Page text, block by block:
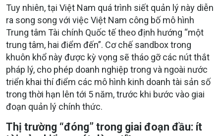
Tuy nhiên, tại Việt Nam quá trình siết quản lý này diễn
ra song song với việc Việt Nam công bố mô hình
Trung tâm Tài chính Quốc tế theo định hướng “một
trung tâm, hai điểm đến”. Cơ chế sandbox trong
khuôn khổ này được kỳ vọng sẽ tháo gỡ các nút thắt
pháp lý, cho phép doanh nghiệp trong và ngoài nước
triển khai thí điểm các mô hình kinh doanh tài sản số
trong thời hạn lên tới 5 năm, trước khi bước vào giai
đoạn quản lý chính thức.
Thị trường “đóng” trong giai đoạn đầu: ít